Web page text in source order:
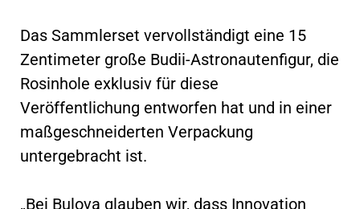
Das Sammlerset vervollständigt eine 15
Zentimeter große Budii-Astronautenfigur, die
Rosinhole exklusiv für diese
Veröffentlichung entworfen hat und in einer
maßgeschneiderten Verpackung
untergebracht ist.
„Bei Bulova glauben wir, dass Innovation